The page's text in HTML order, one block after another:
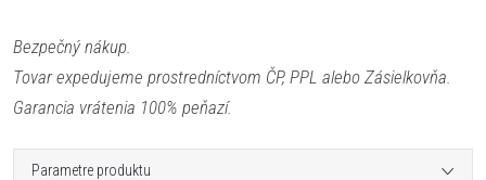
Bezpečný nákup.
Tovar expedujeme prostredníctvom ČP, PPL alebo Zásielkovňa.
Garancia vrátenia 100% peňazí.
Parametre produktu